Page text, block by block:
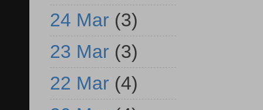
24 Mar (3)
23 Mar (3)
22 Mar (4)